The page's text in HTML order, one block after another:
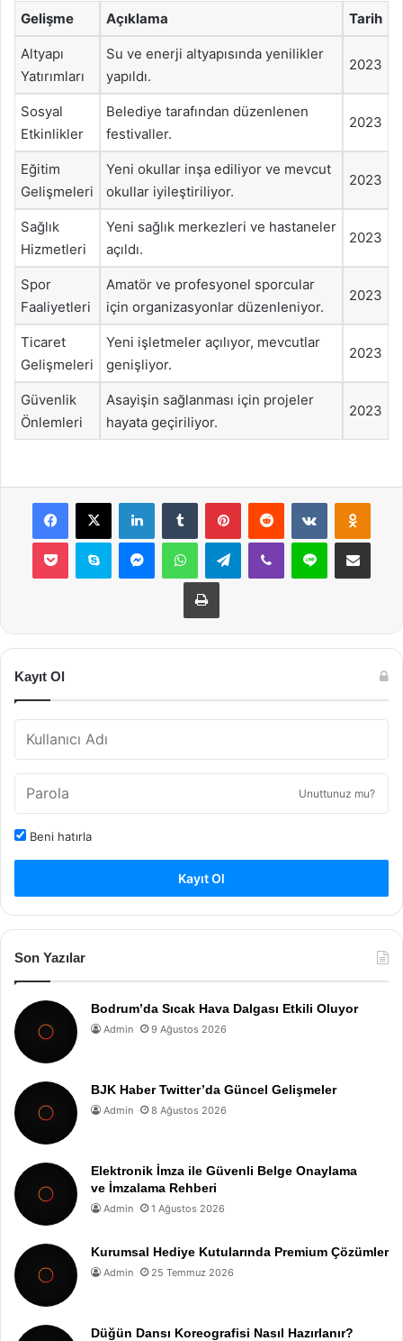
Gelişme Açıklama Tarih
Altyapı
Yatırımları
Su ve enerji altyapısında yenilikler
yapıldı.
2023
Sosyal
Etkinlikler
Belediye tarafından düzenlenen
festivaller.
2023
Eğitim
Gelişmeleri
Yeni okullar inşa ediliyor ve mevcut
okullar iyileştiriliyor.
2023
Sağlık
Hizmetleri
Yeni sağlık merkezleri ve hastaneler
açıldı.
2023
Spor
Faaliyetleri
Amatör ve profesyonel sporcular
için organizasyonlar düzenleniyor.
2023
Ticaret
Gelişmeleri
Yeni işletmeler açılıyor, mevcutlar
genişliyor.
2023
Güvenlik
Önlemleri
Asayişin sağlanması için projeler
hayata geçiriliyor.
2023
Facebook
X LinkedInTumblr PinterestReddit VKontakte
Pocket Skype MessengerWhatsAppTelegramViber Line E-Posta ile
Yazdır
Kayıt Ol
Unuttunuz mu?
Beni hatırla
Kayıt Ol
Son Yazılar
Bodrum’da Sıcak Hava Dalgası Etkili Oluyor
Admin 9 Ağustos 2026
BJK Haber Twitter’da Güncel Gelişmeler
Admin 8 Ağustos 2026
Elektronik İmza ile Güvenli Belge Onaylama
ve İmzalama Rehberi
Admin 1 Ağustos 2026
Kurumsal Hediye Kutularında Premium Çözümler
Admin 25 Temmuz 2026
Düğün Dansı Koreografisi Nasıl Hazırlanır?